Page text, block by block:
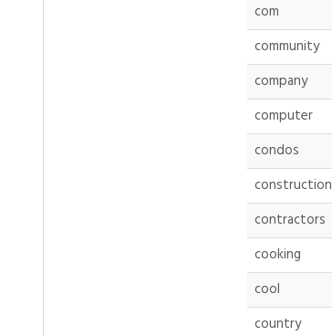
com
community
company
computer
condos
construction
contractors
cooking
cool
country